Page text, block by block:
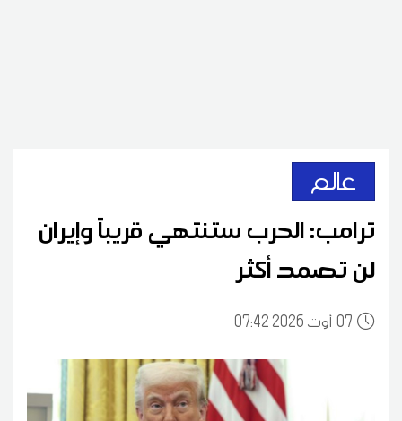
عالم
ترامب: الحرب ستنتهي قريباً وإيران
لن تصمد أكثر
0707:42 2026 أوت